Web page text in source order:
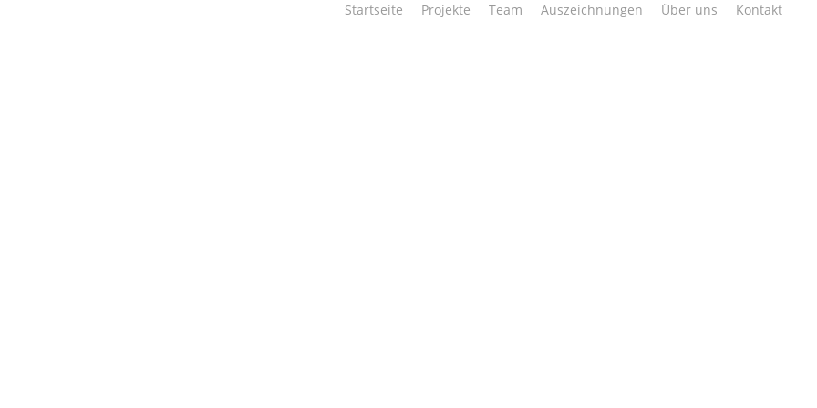
Startseite Projekte Team Auszeichnungen Über uns Kontakt